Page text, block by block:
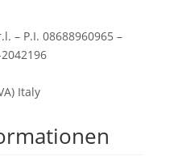
– P.I. 08688960965 –
Italy